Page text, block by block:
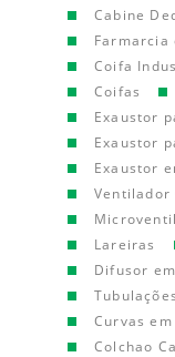
Cabine
Farmarcia
Coifa
Coifas
Exaustor
Exaustor
Exaustor
Ventilador
Lareiras
Difusor
Curvas
Colchao